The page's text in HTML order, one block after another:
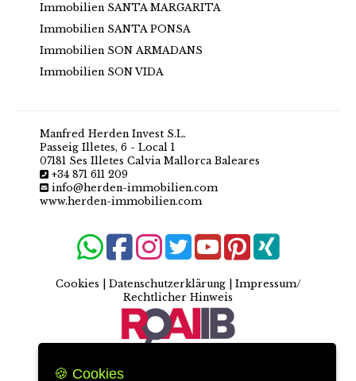
Immobilien SANTA MARGARITA
Immobilien SANTA PONSA
Immobilien SON ARMADANS
Immobilien SON VIDA
Manfred Herden Invest S.L.
Passeig Illetes, 6 - Local 1
07181 Ses Illetes Calvia Mallorca Baleares
+34 871 611 209
info@herden-immobilien.com
www.herden-immobilien.com
Cookies Datenschutzerklärung| Impressum/
Rechtlicher Hinweis
🍪 Cookies